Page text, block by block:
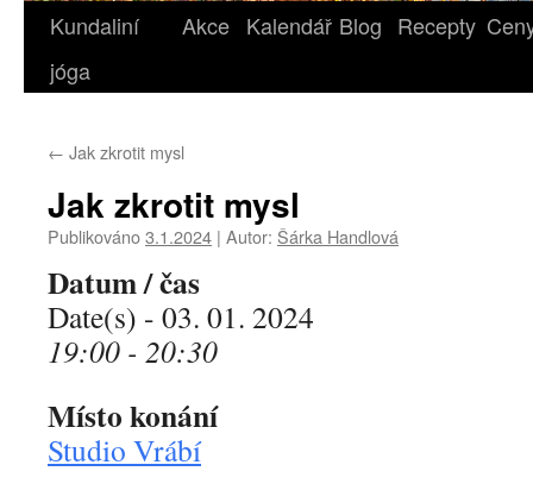
Kundaliní
jóga
Akce Kalendář Blog Recepty
← Jak zkrotit mysl
Jak zkrotit mysl
Publikováno3.1.2024 | Autor: Šárka Handlová
Datum / čas
Date(s) - 03. 01. 2024
19:00 - 20:30
Místo konání
Studio Vrábí